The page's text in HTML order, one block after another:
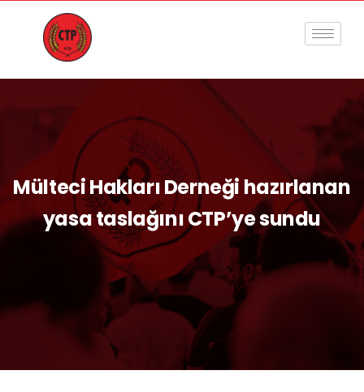
Mülteci Hakları Derneği hazırlanan
yasa taslağını CTP’ye sundu